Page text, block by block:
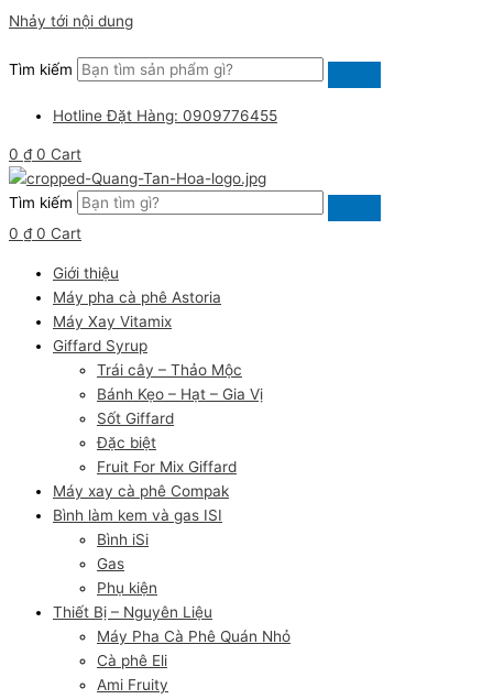
Nhảy tới nội dung
Tìm kiếm
Hotline Đặt Hàng: 0909776455
0 ₫ 0 Cart
Tìm kiếm
0 ₫ 0 Cart
Giới thiệu
Máy pha cà phê Astoria
Máy Xay Vitamix
Giffard Syrup
Trái cây – Thảo Mộc
Bánh Kẹo – Hạt – Gia Vị
Sốt Giffard
Đặc biệt
Fruit For Mix Giffard
Máy xay cà phê Compak
Bình làm kem và gas ISI
Bình iSi
Gas
Phụ kiện
Thiết Bị – Nguyên Liệu
Máy Pha Cà Phê Quán Nhỏ
Cà phê Eli
Ami Fruity